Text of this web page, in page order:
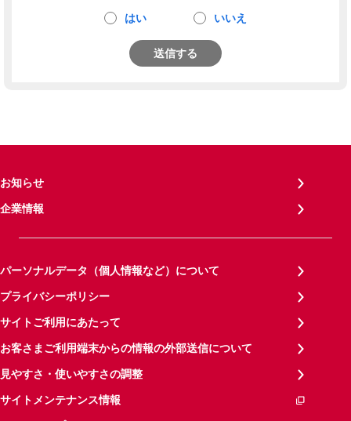
はい いいえ
送信する
お知らせ
企業情報
パーソナルデータ（個人情報など）について
プライバシーポリシー
サイトご利用にあたって
お客さまご利用端末からの情報の外部送信について
見やすさ・使いやすさの調整
サイトメンテナンス情報